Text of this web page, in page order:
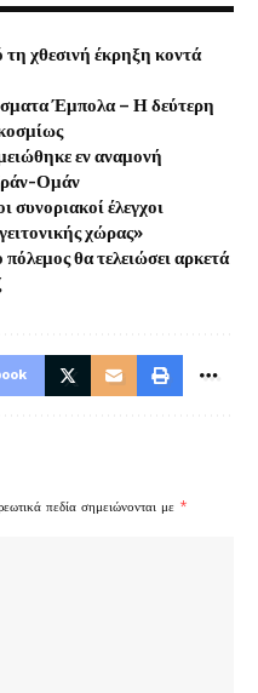
χθεσινή έκρηξη κοντά
Έμπολα – Η δεύτερη
εν αναμονή
Ομάν
έλεγχοι
χώρας»
θα τελειώσει αρκετά
πεδία σημειώνονται με *